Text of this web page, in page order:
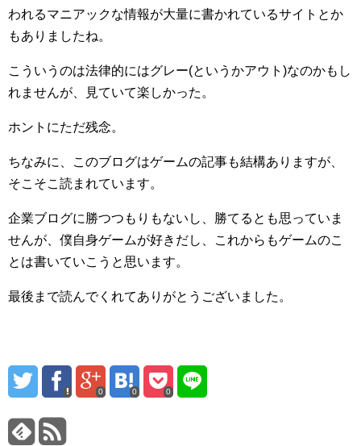
われるマニアックな情報が大量に書かれているサイトとか
もありましたね。
こういうのは法律的にはグレー(というかアウト)なのかもし
れませんが、見ていて楽しかった。
ホントにただ残念。
ちなみに、このブログはゲームの記事も結構ありますが、
そこそこ読まれています。
企業ブログに勝つつもりもないし、勝てるとも思っていま
せんが、僕自身ゲームが好きだし、これからもゲームのこ
とは書いていこうと思います。
最後まで読んでくれてありがとうございました。
0 0 0